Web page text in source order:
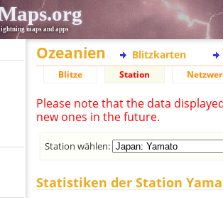
maps and apps
Ozeanien Blitzkarten
Blitze Station
Please note that the data
new ones in the future.
Station wählen:
Statistiken der Station